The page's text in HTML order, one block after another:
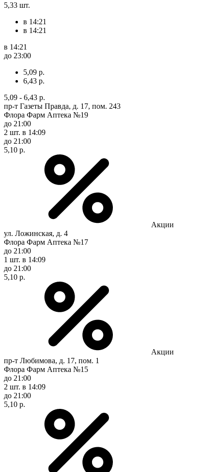
5,33 шт.
в 14:21
в 14:21
в 14:21
до 23:00
5,09 р.
6,43 р.
5,09 - 6,43 р.
пр-т Газеты Правда, д. 17, пом. 243
Флора Фарм Аптека №19
до 21:00
2 шт. в 14:09
до 21:00
5,10 р.
Акции
ул. Ложинская, д. 4
Флора Фарм Аптека №17
до 21:00
1 шт. в 14:09
до 21:00
5,10 р.
Акции
пр-т Любимова, д. 17, пом. 1
Флора Фарм Аптека №15
до 21:00
2 шт. в 14:09
до 21:00
5,10 р.